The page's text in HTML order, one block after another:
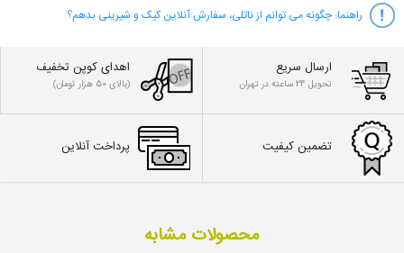
راهنما: چگونه می توانم از ناتلی، سفارش آنلاین کیک و شیرینی بدهم؟
ارسال سریع
تحویل 24 ساعته در تهران
اهدای کوپن تخفیف
(بالای 50 هزار تومان)
تضمین کیفیت پرداخت آنلاین
محصولات مشابه